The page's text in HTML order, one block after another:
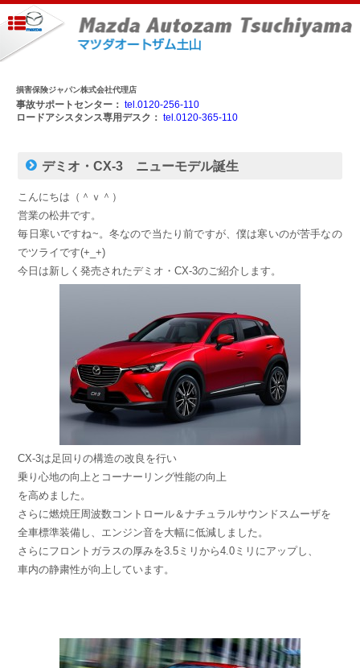
損害保険ジャパン株式会社代理店
事故サポートセンター： tel.0120-256-110
ロードアシスタンス専用デスク： tel.0120-365-110
デミオ・CX-3 ニューモデル誕生
こんにちは（＾ｖ＾）
営業の松井です。
毎日寒いですね~。冬なので当たり前ですが、僕は寒いのが苦手なの
でツライです(+_+)
今日は新しく発売されたデミオ・CX-3のご紹介します。
CX-3は足回りの構造の改良を行い
乗り心地の向上とコーナーリング性能の向上
を高めました。
さらに燃焼圧周波数コントロール＆ナチュラルサウンドスムーザを
全車標準装備し、エンジン音を大幅に低減しました。
さらにフロントガラスの厚みを3.5ミリから4.0ミリにアップし、
車内の静粛性が向上しています。